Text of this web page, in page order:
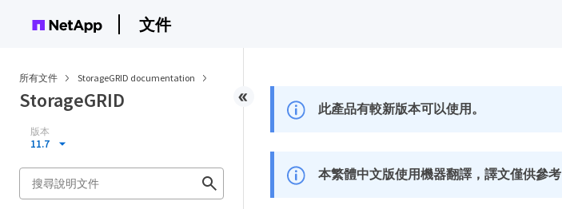
文件
所有文件 StorageGRID documentation
StorageGRID
版本
11.7
此產品有較新版本可以使用。
本繁體中文版使用機器翻譯，譯文僅供參